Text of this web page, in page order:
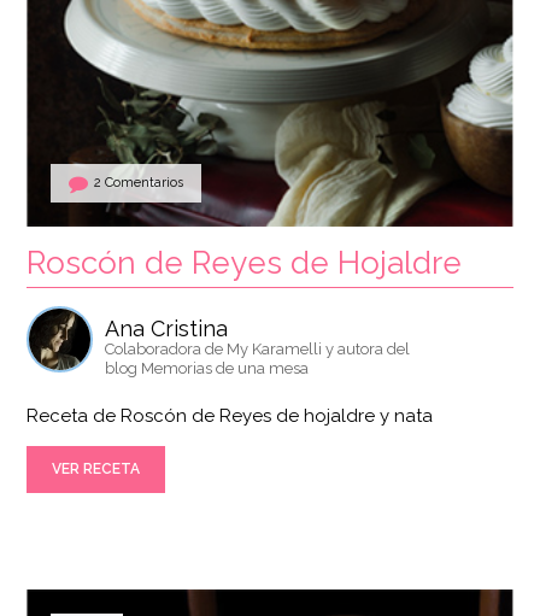
2 Comentarios
Roscón de Reyes de Hojaldre
Ana Cristina
Colaboradora de My Karamelli y autora del
blog Memorias de una mesa
Receta de Roscón de Reyes de hojaldre y nata
VER RECETA